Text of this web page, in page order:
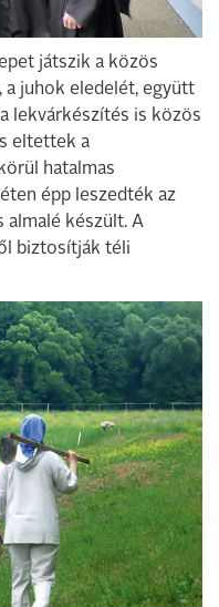
játszik a közös
a juhok eledelét, együtt
lekvárkészítés is közös
eltettek a
hatalmas
épp leszedték az
almalé készült. A
biztosítják téli